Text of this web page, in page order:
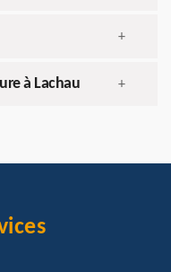
+
à Lachau +